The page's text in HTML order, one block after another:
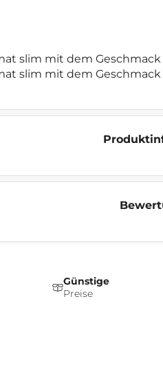
slim mit dem Geschmack
slim mit dem Geschmack
Günstige
Preise